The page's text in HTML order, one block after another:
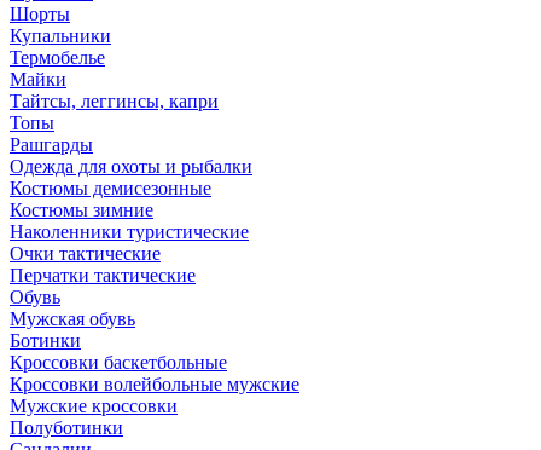
Шорты
Купальники
Термобелье
Майки
Тайтсы, леггинсы, капри
Топы
Рашгарды
Одежда для охоты и рыбалки
Костюмы демисезонные
Костюмы зимние
Наколенники туристические
Очки тактические
Перчатки тактические
Обувь
Мужская обувь
Ботинки
Кроссовки баскетбольные
Кроссовки волейбольные мужские
Мужские кроссовки
Полуботинки